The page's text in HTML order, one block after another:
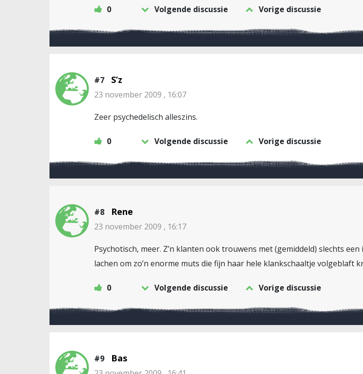
0 Volgende discussie Vorige discussie
#7 S’z
23 november 2009 , 16:07
Zeer psychedelisch alleszins.
0 Volgende discussie Vorige discussie
#8 Rene
23 november 2009 , 16:17
Psychotisch, meer. Z’n klanten ook trouwens met (gemiddeld) slechts
lachen om zo’n enorme muts die fijn haar hele klankschaaltje volgeblaft
0 Volgende discussie Vorige discussie
#9 Bas